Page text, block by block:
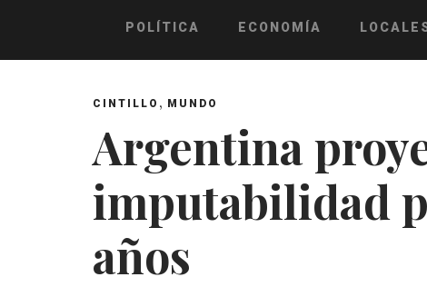
POLÍTICA ECONOMÍA
CINTILLO , MUNDO
Argentina
imputabilidad
años